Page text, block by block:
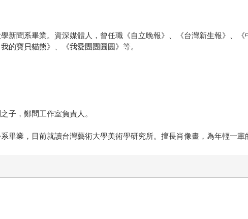
新聞系畢業。資深媒體人，曾任職《自立晚報》、《台灣新生報》、
的寶貝貓熊》、《我愛團團圓圓》等。
子，鄭問工作室負責人。
畢業，目前就讀台灣藝術大學美術學研究所。擅長肖像畫，為年輕一輩